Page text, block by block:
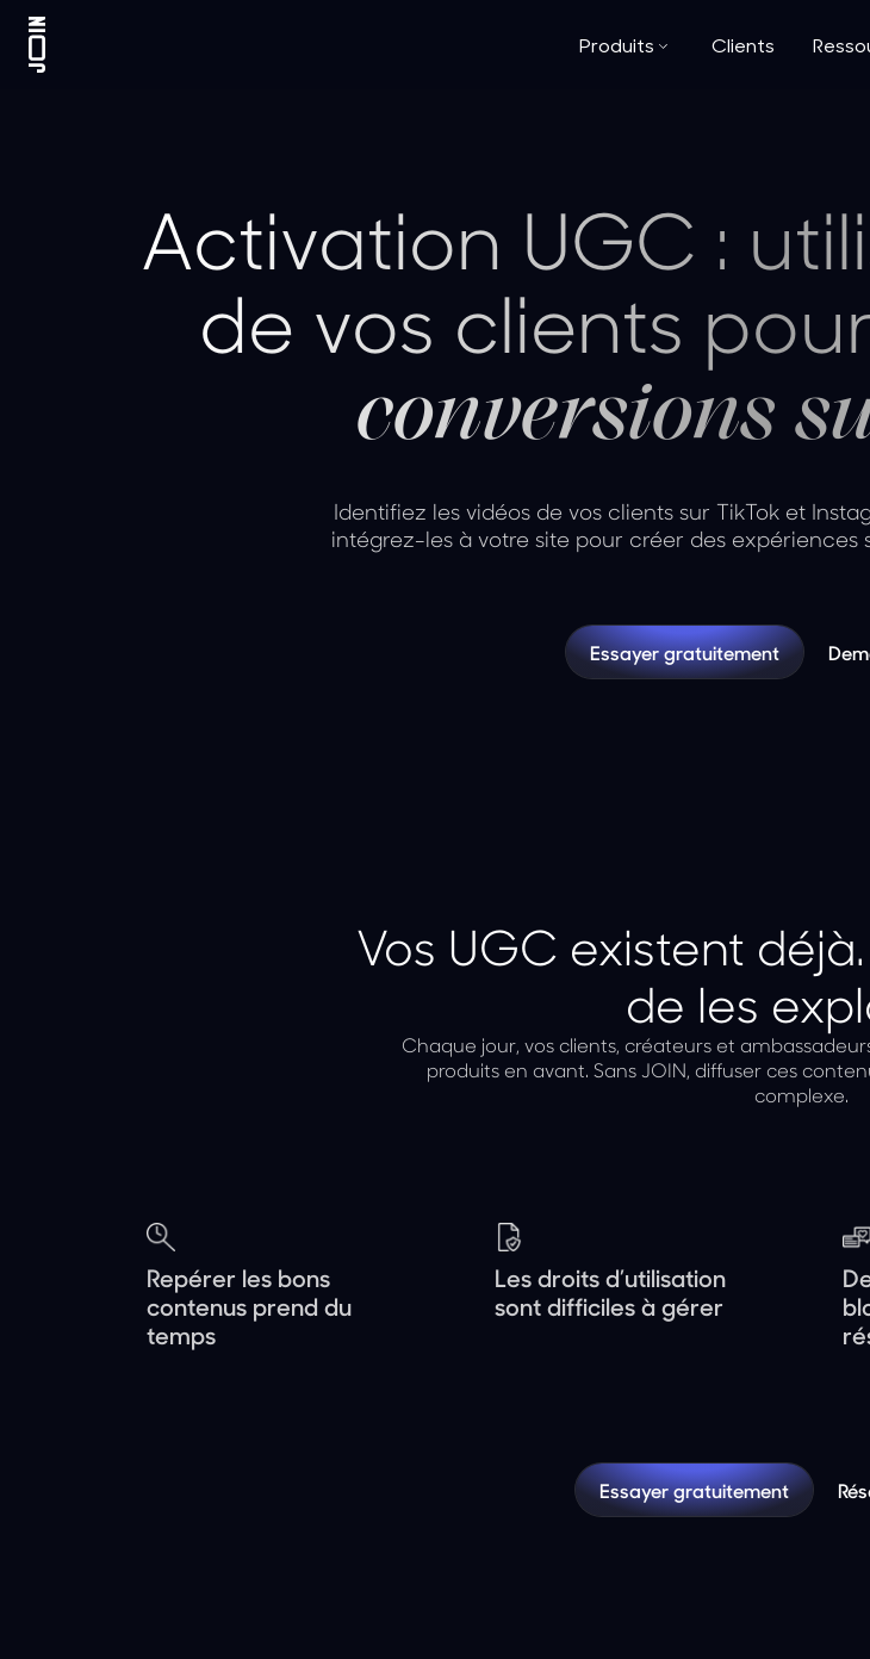
Produits Clients
Activation UGC :
de vos clients
conversions
Identifiez les vidéos de vos clients sur TikTok et
intégrez-les à votre site pour créer des expériences
Essayer gratuitement
Vos UGC existent
de les
Chaque jour, vos clients, créateurs et
produits en avant. Sans JOIN, diffuser ces
complexe.
Repérer les bons
contenus prend du
temps
Les droits d’utilisation
sont difficiles à gérer
Essayer gratuitement